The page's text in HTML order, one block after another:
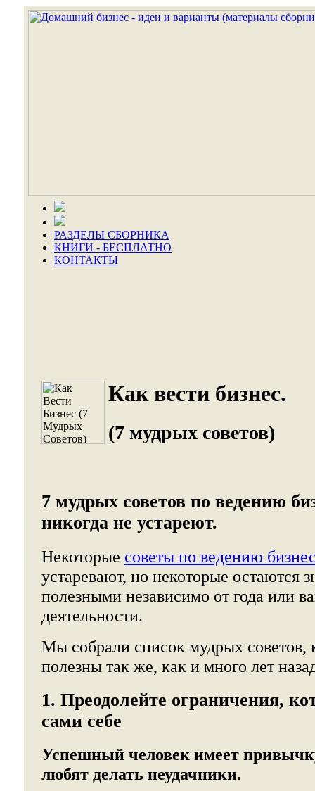
РАЗДЕЛЫ СБОРНИКА
КНИГИ - БЕСПЛАТНО
КОНТАКТЫ
Как вести бизнес.
(7 мудрых советов)
7 мудрых советов по ведению
никогда не устареют.
Некоторые советы по ведению
устаревают, но некоторые остаются
полезными независимо от года или
деятельности.
Мы собрали список мудрых советов,
полезны так же, как и много лет
1. Преодолейте ограничения,
сами себе
Успешный человек имеет
любят делать неудачники.